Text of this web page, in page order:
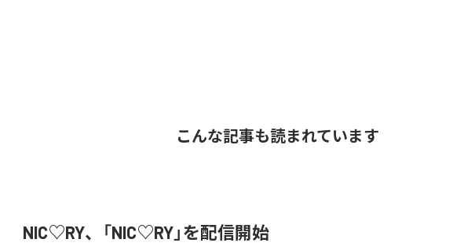
こんな記事も読まれています
NIC♡RY、「NIC♡RY」を配信開始